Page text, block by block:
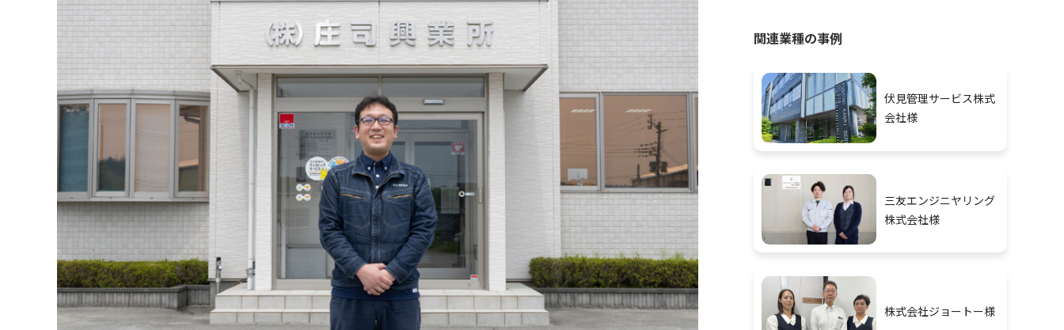
関連業種の事例
伏見管理サービス株式
会社様
三友エンジニヤリング
株式会社様
株式会社ジョートー様